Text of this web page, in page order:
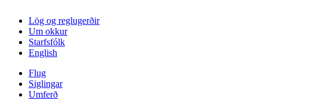
Lög og reglugerðir
Um okkur
Starfsfólk
English
Flug
Siglingar
Umferð